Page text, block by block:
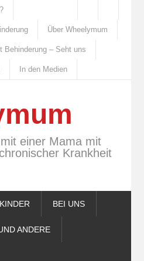
Über Wheelymum
Behinderung – Seht uns
In den Medien
einer Mama mit
Krankheit
KINDER BEI UNS
ANDERE